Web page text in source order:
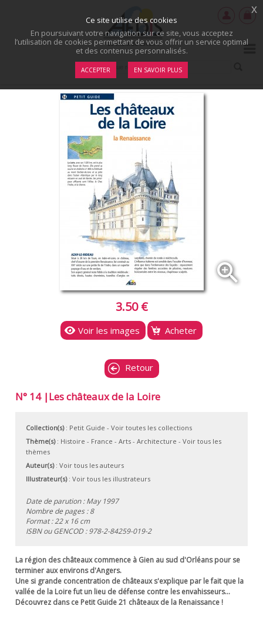
zoom_in
3.50 €
Voir les images Acheter
Retour
N° 14 |Les châteaux de la Loire
Collection(s): Petit Guide - Voir toutes les collections
Thème(s): Histoire - France - Arts- Architecture - Voir tous les
thèmes
Auteur(s): Voir tous les auteurs
Illustrateur(s): Voir tous les illustrateurs
Date de parution : May 1997
Nombre de pages : 8
Format : 22 x 16 cm
ISBN ou GENCOD :978-2-84259-019-2
La région des châteaux commence à Gien au sud d'Orléans pour se
terminer aux environs d'Angers.
Une si grande concentration de châteaux s'explique par le fait que la
vallée de la Loire fut un lieu de défense contre les envahisseurs...
Découvrez dans ce Petit Guide 21 châteaux de la Renaissance !
Ce site utilise des cookies
En poursuivant votre navigation sur ce site, vous acceptez
l’utilisation de cookies permettant de vous offrir un service optimal
et des contenus personnalisés.
ACCEPTER EN SAVOIR PLUS
x